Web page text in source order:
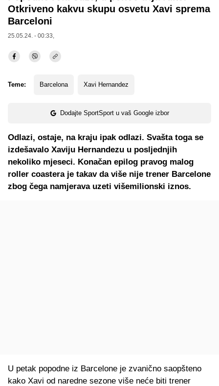
Otkriveno kakvu skupu osvetu Xavi sprema
Barceloni
25.05.24. - 00:33,
Teme: Barcelona Xavi Hernandez
Dodajte SportSport u vaš Google izbor
Odlazi, ostaje, na kraju ipak odlazi. Svašta toga se
izdešavalo Xaviju Hernandezu u posljednjih
nekoliko mjeseci. Konačan epilog pravog malog
roller coastera je takav da više nije trener Barcelone
zbog čega namjerava uzeti višemilionski iznos.
U petak popodne iz Barcelone je zvanično saopšteno
kako Xavi od naredne sezone više neće biti trener